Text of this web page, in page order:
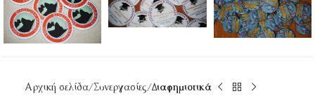
Αρχική σελίδα Συνεργασίες Διαφημιστικά